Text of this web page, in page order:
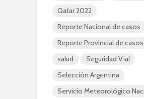
Qatar 2022
Reporte Nacional de casos
Reporte Provincial de casos
salud
Seguridad Vial
Selección Argentina
Servicio Meteorológico